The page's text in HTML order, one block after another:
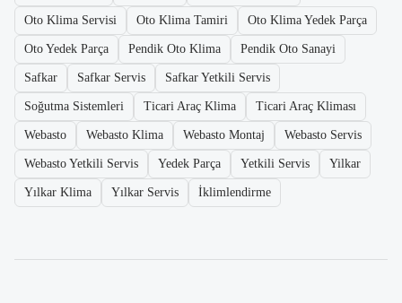
Oto Klima Servisi Oto Klima Tamiri Oto Klima Yedek Parça
Oto Yedek Parça Pendik Oto Klima Pendik Oto Sanayi
Safkar Safkar Servis Safkar Yetkili Servis
Soğutma Sistemleri Ticari Araç Klima Ticari Araç Kliması
Webasto Webasto Klima Webasto Montaj Webasto Servis
Webasto Yetkili Servis Yedek Parça Yetkili Servis Yilkar
Yılkar Klima Yılkar Servis İklimlendirme